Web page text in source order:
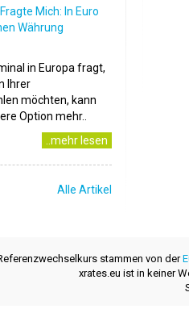
Mich: In Euro
Währung
in Europa fragt,
Ihrer
möchten, kann
Option mehr..
..mehr lesen
Alle Artikel
stammen von der
xrates.eu ist in keiner